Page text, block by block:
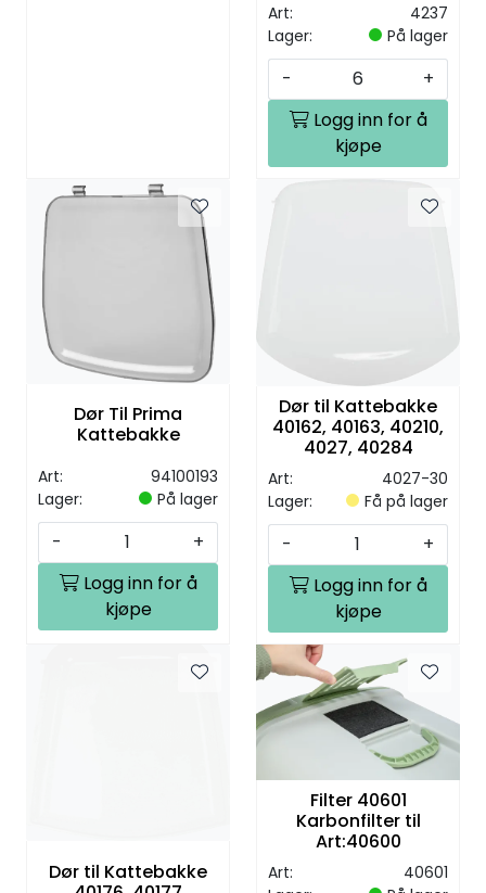
Art:
4237
Lager:
På lager
-
+
Logg inn for å
kjøpe
Dør Til Prima
Kattebakke
Art:
94100193
Lager:
På lager
-
+
Logg inn for å
kjøpe
Dør til Kattebakke
40162, 40163, 40210,
4027, 40284
Art:
4027-30
Lager:
Få på lager
-
+
Logg inn for å
kjøpe
Dør til Kattebakke
Filter 40601
Karbonfilter til
Art:40600
Art:
40601